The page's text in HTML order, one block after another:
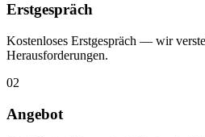
Erstgespräch
Kostenloses Erstgespräch — wir
Herausforderungen.
02
Angebot